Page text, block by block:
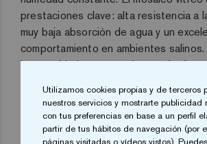
prestaciones clave: alta resistencia a
muy baja absorción de agua y un
comportamiento en ambientes salinos
la seguridad en zonas de tránsito
antideslizante que mejora la
comprometer el confort al caminar
Utilizamos cookies propias y de terceros
nuestros servicios y mostrarte publicidad
con tus preferencias en base a un perfil
partir de tus hábitos de navegación (por
páginas visitadas o vídeos vistos).